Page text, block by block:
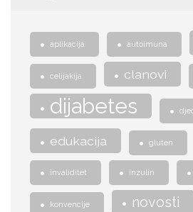
aplikacija autoimuna
celijakija clanovi
dijabetes
edukacija gluten
invaliditet inzulin
konvencije novosti